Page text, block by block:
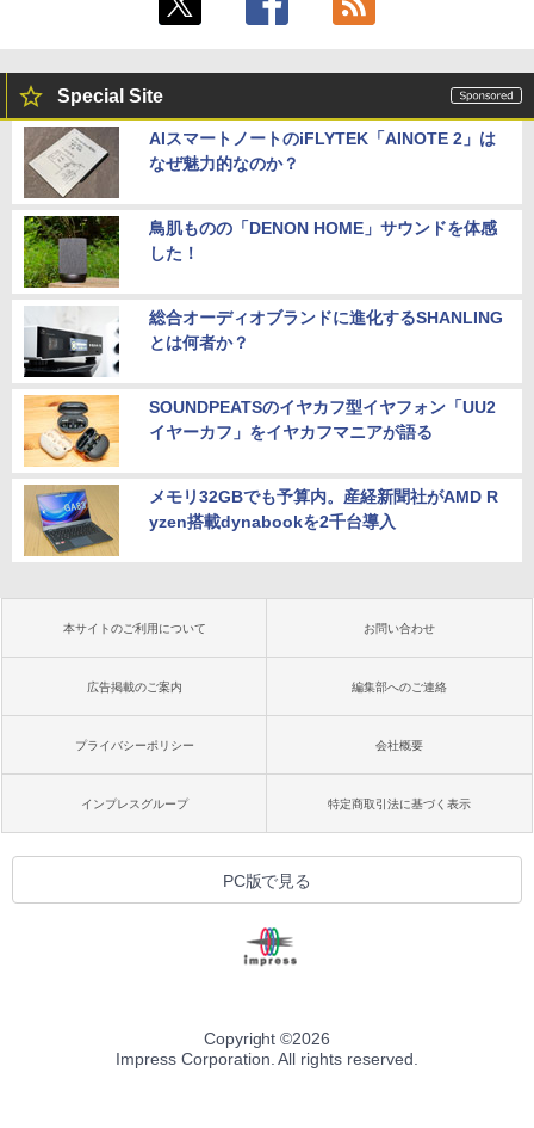
Special Site
AIスマートノートのiFLYTEK「AINOTE 2」は
なぜ魅力的なのか？
鳥肌ものの「DENON HOME」サウンドを体感
した！
総合オーディオブランドに進化するSHANLING
とは何者か？
SOUNDPEATSのイヤカフ型イヤフォン「UU2
イヤーカフ」をイヤカフマニアが語る
メモリ32GBでも予算内。産経新聞社がAMD R
yzen搭載dynabookを2千台導入
本サイトのご利用について お問い合わせ
広告掲載のご案内 編集部へのご連絡
プライバシーポリシー 会社概要
インプレスグループ 特定商取引法に基づく表示
PC版で見る
Copyright ©2026
Impress Corporation. All rights reserved.